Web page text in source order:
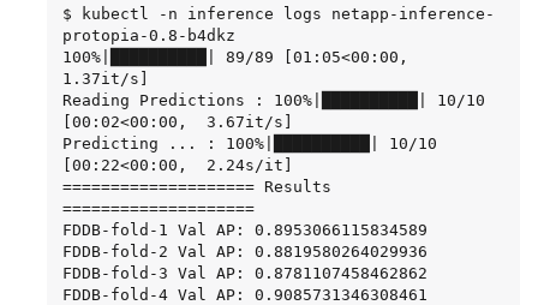
"--noisy"]
        resources:
          limits:
            nvidia.com/gpu: 2
        volumeMounts:
        - mountPath: /data
          name: data
        - mountPath: /dev/shm
          name: dshm
      restartPolicy: Never
$ kubectl create -f inference-job-protopia-
0.8.yaml
job.batch/netapp-inference-protopia-0.8
created
$ kubectl -n inference logs netapp-inference-
protopia-0.8-b4dkz
100%|██████████| 89/89 [01:05<00:00,
1.37it/s]
Reading Predictions : 100%|██████████| 10/10
[00:02<00:00,  3.67it/s]
Predicting ... : 100%|██████████| 10/10
[00:22<00:00,  2.24s/it]
==================== Results
====================
FDDB-fold-1 Val AP: 0.8953066115834589
FDDB-fold-2 Val AP: 0.8819580264029936
FDDB-fold-3 Val AP: 0.8781107458462862
FDDB-fold-4 Val AP: 0.9085731346308461